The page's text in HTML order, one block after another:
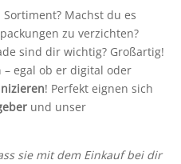
Machst du es
zu verzichten?
sind dir wichtig? Großartig!
– egal ob er digital oder
! Perfekt eignen sich
und unser
sie mit dem Einkauf bei dir